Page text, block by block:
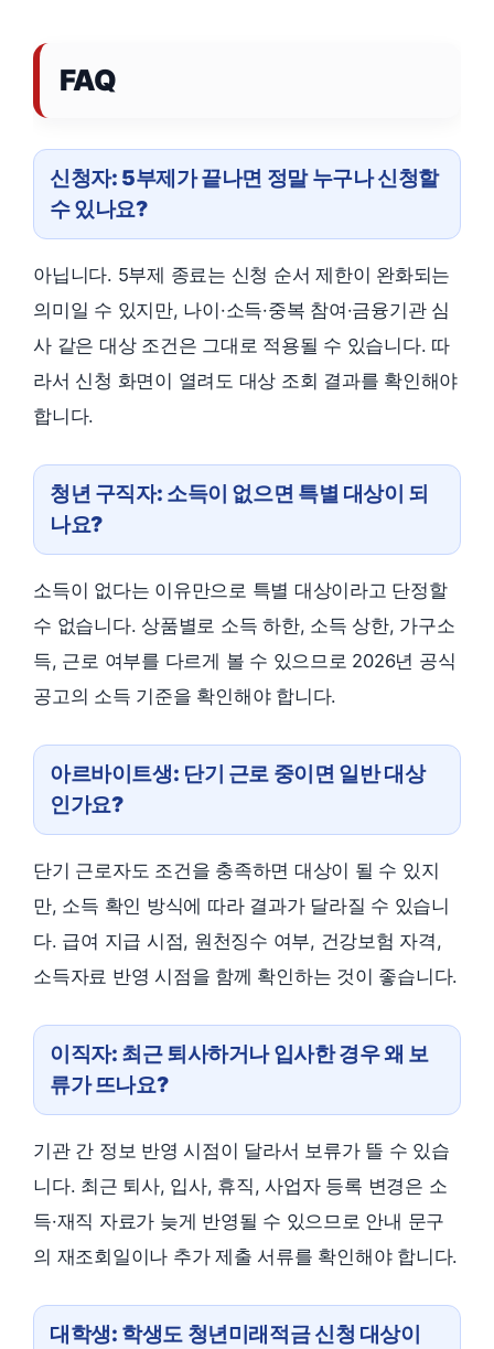
FAQ
신청자: 5부제가 끝나면 정말 누구나 신청할
수 있나요?
아닙니다. 5부제 종료는 신청 순서 제한이 완화되는
의미일 수 있지만, 나이·소득·중복 참여·금융기관 심
사 같은 대상 조건은 그대로 적용될 수 있습니다. 따
라서 신청 화면이 열려도 대상 조회 결과를 확인해야
합니다.
청년 구직자: 소득이 없으면 특별 대상이 되
나요?
소득이 없다는 이유만으로 특별 대상이라고 단정할
수 없습니다. 상품별로 소득 하한, 소득 상한, 가구소
득, 근로 여부를 다르게 볼 수 있으므로 2026년 공식
공고의 소득 기준을 확인해야 합니다.
아르바이트생: 단기 근로 중이면 일반 대상
인가요?
단기 근로자도 조건을 충족하면 대상이 될 수 있지
만, 소득 확인 방식에 따라 결과가 달라질 수 있습니
다. 급여 지급 시점, 원천징수 여부, 건강보험 자격,
소득자료 반영 시점을 함께 확인하는 것이 좋습니다.
이직자: 최근 퇴사하거나 입사한 경우 왜 보
류가 뜨나요?
기관 간 정보 반영 시점이 달라서 보류가 뜰 수 있습
니다. 최근 퇴사, 입사, 휴직, 사업자 등록 변경은 소
득·재직 자료가 늦게 반영될 수 있으므로 안내 문구
의 재조회일이나 추가 제출 서류를 확인해야 합니다.
대학생: 학생도 청년미래적금 신청 대상이